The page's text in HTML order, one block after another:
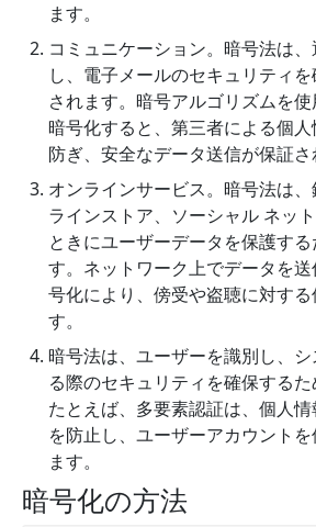
ます。
コミュニケーション。暗号法は
し、電子メールのセキュリティ
されます。暗号アルゴリズムを
暗号化すると、第三者による個
防ぎ、安全なデータ送信が保証さ
オンラインサービス。暗号法は
ラインストア、ソーシャル ネッ
ときにユーザーデータを保護す
す。ネットワーク上でデータを
号化により、傍受や盗聴に対する
す。
暗号法は、ユーザーを識別し、
る際のセキュリティを確保するた
たとえば、多要素認証は、個人
を防止し、ユーザーアカウント
ます。
暗号化の方法